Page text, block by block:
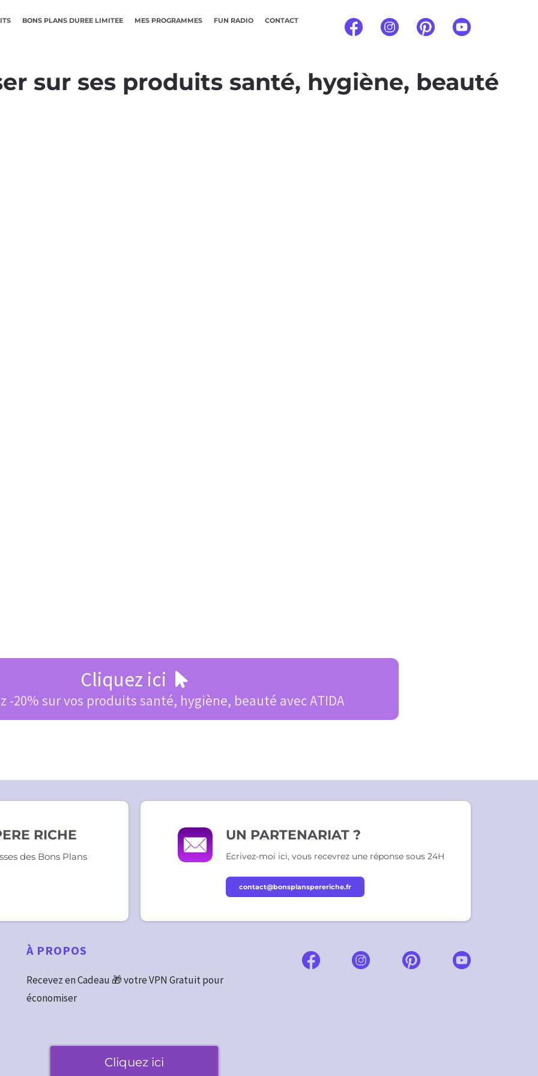
BONS PLANS DUREE LIMITEE MES PROGRAMMES FUN RADIO CONTACT
sur ses produits santé, hygiène, beauté
Cliquez ici
-20% sur vos produits santé, hygiène, beauté avec ATIDA
RICHE
des Bons Plans
UN PARTENARIAT ?
Ecrivez-moi ici, vous recevrez une réponse sous 24H
contact@bonsplanspereriche.fr
À PROPOS
Recevez en Cadeau 🎁 votre VPN Gratuit pour
économiser
Cliquez ici